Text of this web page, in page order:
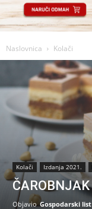
Naslovnica Kolači
Kolači Izdanja 2021.
ČAROBNJAK
Objavio Gospodarski list